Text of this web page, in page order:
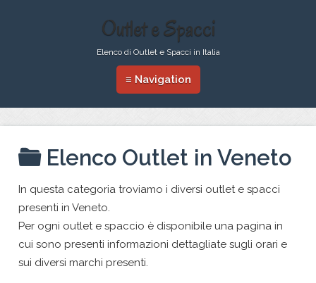
Outlet e Spacci
Elenco di Outlet e Spacci in Italia
≡ Navigation
Elenco Outlet in Veneto
In questa categoria troviamo i diversi outlet e spacci
presenti in Veneto.
Per ogni outlet e spaccio è disponibile una pagina in
cui sono presenti informazioni dettagliate sugli orari e
sui diversi marchi presenti.